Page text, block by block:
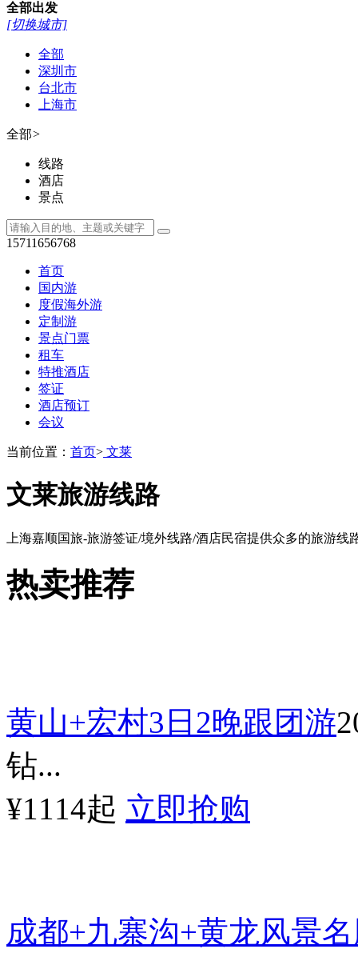
全部出发
[切换城市]
全部
深圳市
台北市
上海市
全部>
线路
酒店
景点
15711656768
首页
国内游
度假海外游
定制游
景点门票
租车
特推酒店
签证
酒店预订
会议
当前位置： 首页> 文莱
文莱旅游线路
上海嘉顺国旅-旅游签证/境外线路/酒店民宿提供众多的旅游
热卖推荐
黄山+宏村3日2晚跟团游
钻...
¥1114起 立即抢购
成都+九寨沟+黄龙风景